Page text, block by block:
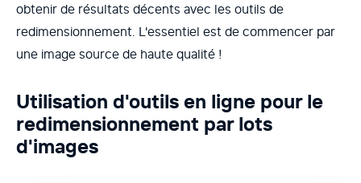
obtenir de résultats décents avec les outils de
redimensionnement. L'essentiel est de commencer par
une image source de haute qualité !
Utilisation d'outils en ligne pour le
redimensionnement par lots
d'images